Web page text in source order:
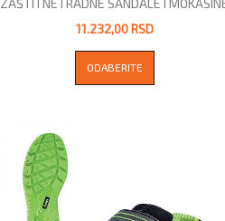
ZAŠTITNE I RADNE SANDALE I
11.232,00 RSD
ODABERITE